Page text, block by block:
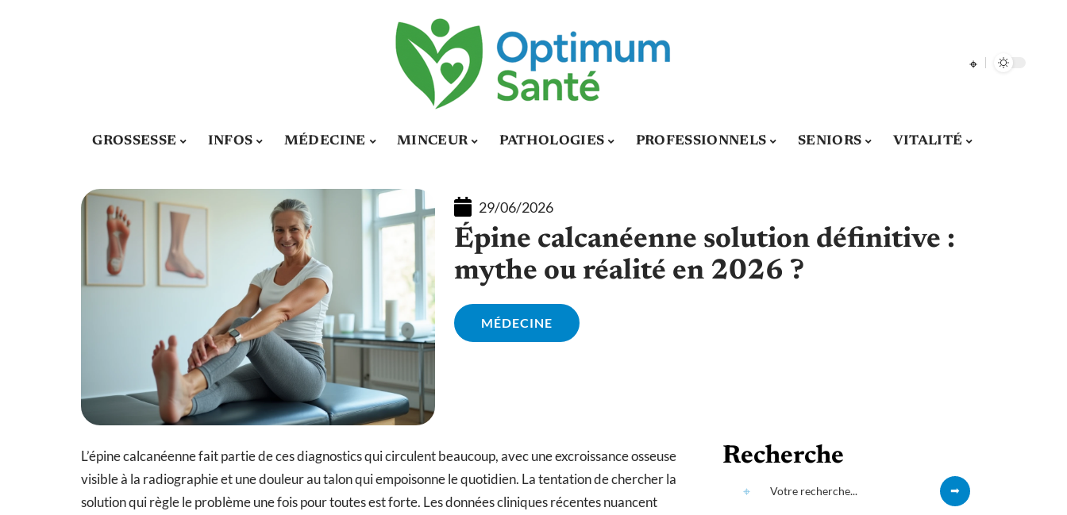
GROSSESSE INFOS MÉDECINE MINCEUR PATHOLOGIES PROFESSIONNELS SENIORS VITALITÉ
29/06/2026
Épine calcanéenne solution définitive :
mythe ou réalité en 2026 ?
MÉDECINE
L’épine calcanéenne fait partie de ces diagnostics qui circulent beaucoup, avec une excroissance osseuse
visible à la radiographie et une douleur au talon qui empoisonne le quotidien. La tentation de chercher la
solution qui règle le problème une fois pour toutes est forte. Les données cliniques récentes nuancent
Recherche